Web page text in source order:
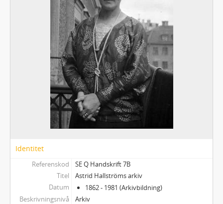
Identitet
Referenskod
SE Q Handskrift 7B
Titel
Astrid Hallströms arkiv
Datum
1862 - 1981 (Arkivbildning)
Beskrivningsnivå
Arkiv